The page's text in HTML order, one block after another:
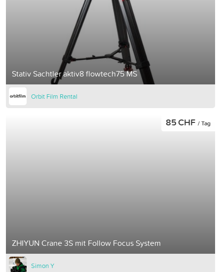
Stativ Sachtler aktiv8 flowtech75 MS
Orbit Film Rental
ZHIYUN Crane 3S mit Follow Focus System
85 CHF / Tag
Simon Y